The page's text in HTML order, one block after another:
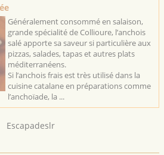
Généralement consommé en salaison,
grande spécialité de Collioure, l’anchois
salé apporte sa saveur si particulière aux
pizzas, salades, tapas et autres plats
méditerranéens.
Si l’anchois frais est très utilisé dans la
cuisine catalane en préparations comme
l’anchoïade, la ...
Escapadeslr